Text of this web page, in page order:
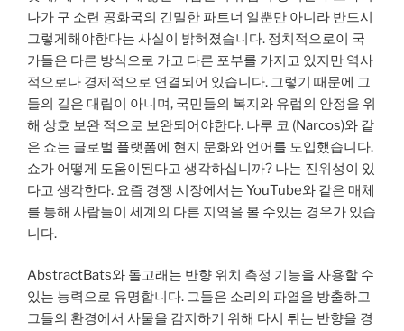
나가 구 소련 공화국의 긴밀한 파트너 일뿐만 아니라 반드시
그렇게해야한다는 사실이 밝혀졌습니다. 정치적으로이 국
가들은 다른 방식으로 가고 다른 포부를 가지고 있지만 역사
적으로나 경제적으로 연결되어 있습니다. 그렇기 때문에 그
들의 길은 대립이 아니며, 국민들의 복지와 유럽의 안정을 위
해 상호 보완 적으로 보완되어야한다. 나루 코 (Narcos)와 같
은 쇼는 글로벌 플랫폼에 현지 문화와 언어를 도입했습니다.
쇼가 어떻게 도움이된다고 생각하십니까? 나는 진위성이 있
다고 생각한다. 요즘 경쟁 시장에서는 YouTube와 같은 매체
를 통해 사람들이 세계의 다른 지역을 볼 수있는 경우가 있습
니다.
AbstractBats와 돌고래는 반향 위치 측정 기능을 사용할 수
있는 능력으로 유명합니다. 그들은 소리의 파열을 방출하고
그들의 환경에서 사물을 감지하기 위해 다시 튀는 반향을 경